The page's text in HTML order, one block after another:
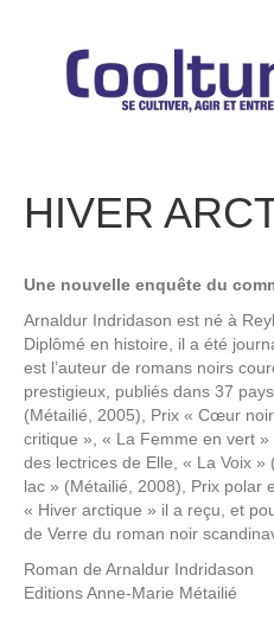
HIVER
Une nouvelle enquête du
Arnaldur Indridason est né à
Diplômé en histoire, il a été
est l’auteur de romans noirs
prestigieux, publiés dans 37
(Métailié, 2005), Prix « Cœur
critique », « La Femme en vert
des lectrices de Elle, « La Voix »
lac » (Métailié, 2008), Prix polar
« Hiver arctique » il a reçu, et
de Verre du roman noir
Roman de Arnaldur Indridason
EditionsAnne-Marie Métailié